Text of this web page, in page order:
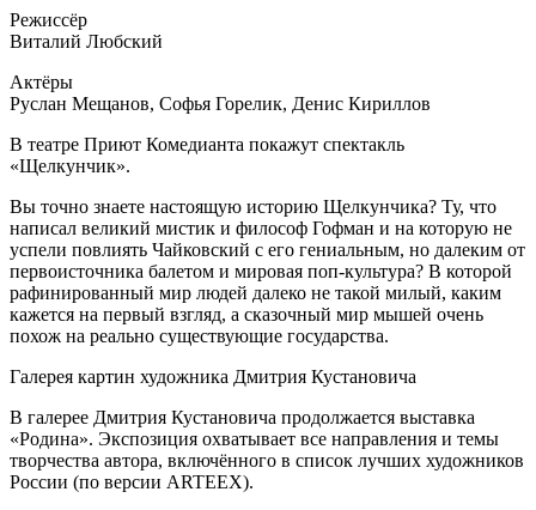
Режиссёр
Виталий Любский
Актёры
Руслан Мещанов, Софья Горелик, Денис Кириллов
В театре Приют Комедианта покажут спектакль
«Щелкунчик».
Вы точно знаете настоящую историю Щелкунчика? Ту, что
написал великий мистик и философ Гофман и на которую не
успели повлиять Чайковский с его гениальным, но далеким от
первоисточника балетом и мировая поп-культура? В которой
рафинированный мир людей далеко не такой милый, каким
кажется на первый взгляд, а сказочный мир мышей очень
похож на реально существующие государства.
Галерея картин художника Дмитрия Кустановича
В галерее Дмитрия Кустановича продолжается выставка
«Родина». Экспозиция охватывает все направления и темы
творчества автора, включённого в список лучших художников
России (по версии ARTEEX).